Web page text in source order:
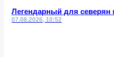
Легендарный для северян
07.08.2026, 10:52